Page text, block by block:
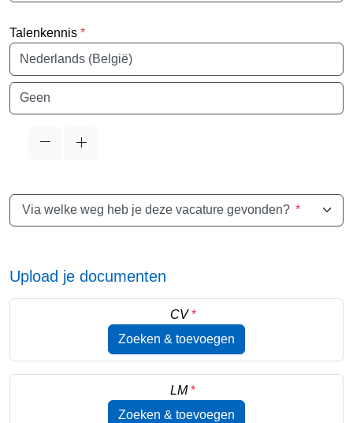
Talenkennis *
Taal
Taal
Via welke weg heb je deze vacature gevonden? *
Upload je documenten
CV *
Zoeken & toevoegen
LM *
Zoeken & toevoegen